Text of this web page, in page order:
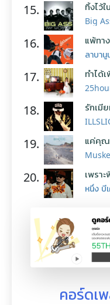
15. ทิ้งไว้ใ
Big
16. แพ้ทาง
ลาบานู
17. ทำได้
18. รักเมี
19. แค่คุณ
20. เพรา
หนึ่ง บี
คอร์ดเ